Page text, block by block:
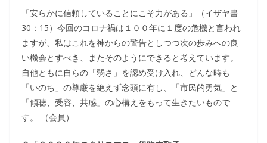
「安らかに信頼していることにこそ力がある」（イザヤ書
30：15）今回のコロナ禍は１００年に１度の危機と言われ
ますが、私はこれを神からの警告としつつ次の歩みへの良
い機会とすべき、またそのようにできると考えています。
自他ともに自らの「弱さ」を認め受け入れ、どんな時も
「いのち」の尊厳を絶えず念頭に有し、「市民的勇気」と
「傾聴、受容、共感」の心構えをもって生きたいもので
す。 （会員）